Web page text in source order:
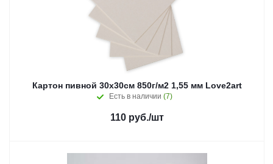
Картон пивной 30х30см 850г/м2 1,55 мм Love2art
Есть в наличии (7)
110 руб./шт